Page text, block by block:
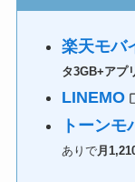
楽天モバ
タ3GB+アプ
LINEMO
トーンモ
ありで月